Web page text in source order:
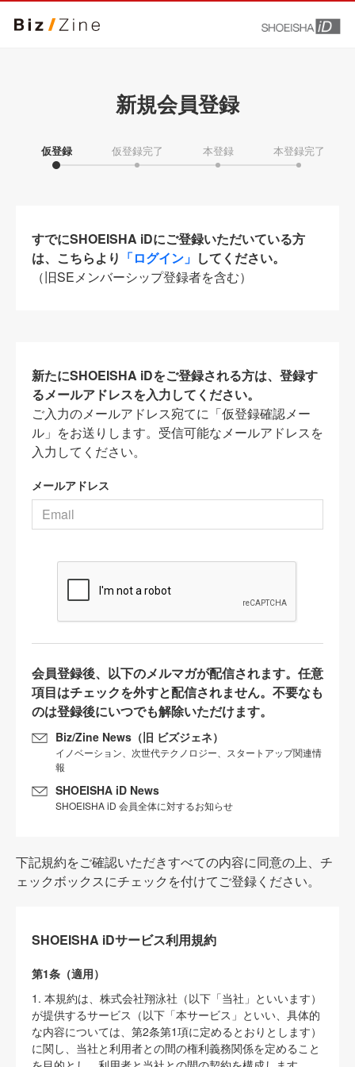
新規会員登録
仮登録 仮登録完了 本登録 本登録完了
すでにSHOEISHA iDにご登録いただいている方
は、こちらより 「ログイン」 してください。
（旧SEメンバーシップ登録者を含む）
新たにSHOEISHA iDをご登録される方は、登録す
るメールアドレスを入力してください。
ご入力のメールアドレス宛てに「仮登録確認メー
ル」をお送りします。受信可能なメールアドレスを
入力してください。
メールアドレス
会員登録後、以下のメルマガが配信されます。任意
項目はチェックを外すと配信されません。不要なも
のは登録後にいつでも解除いただけます。
Biz/Zine News（旧 ビズジェネ）
イノベーション、次世代テクノロジー、スタートアップ関連情
報
SHOEISHA iD News
SHOEISHA iD 会員全体に対するお知らせ
下記規約をご確認いただきすべての内容に同意の上、チ
ェックボックスにチェックを付けてご登録ください。
SHOEISHA iDサービス利用規約
第1条（適用）
1. 本規約は、株式会社翔泳社（以下「当社」といいます）
が提供するサービス（以下「本サービス」といい、具体的
な内容については、第2条第1項に定めるとおりとします）
に関し、当社と利用者との間の権利義務関係を定めること